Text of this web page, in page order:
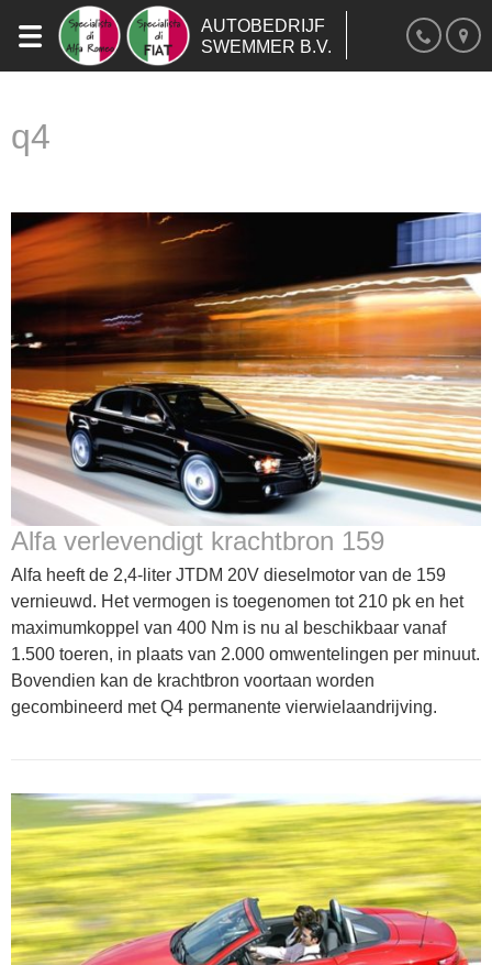
AUTOBEDRIJF
SWEMMER B.V.
q4
Alfa verlevendigt krachtbron 159
Alfa heeft de 2,4-liter JTDM 20V dieselmotor van de 159
vernieuwd. Het vermogen is toegenomen tot 210 pk en het
maximumkoppel van 400 Nm is nu al beschikbaar vanaf
1.500 toeren, in plaats van 2.000 omwentelingen per minuut.
Bovendien kan de krachtbron voortaan worden
gecombineerd met Q4 permanente vierwielaandrijving.